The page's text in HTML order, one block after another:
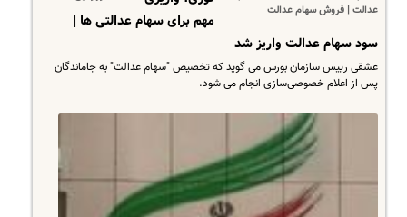
عدالت | فروش سهام عدالت
مهم برای سهام عدالتی ها |
سود سهام عدالت واریز شد
عشقی رییس سازمان بورس می گوید که تخصیص "سهام عدالت" به جاماندگان
پس از اعلام خصوصی‌سازی انجام می شود.